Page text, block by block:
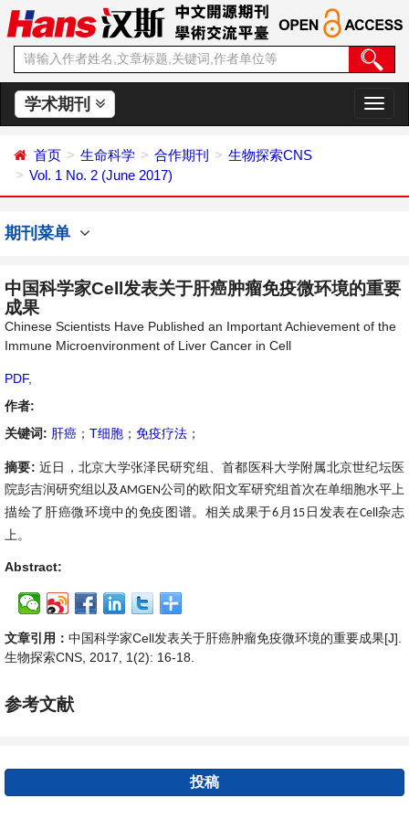
学术期刊
切
换
首页 生命科学 合作期刊
生物探索CNS
Vol. 1 No. 2 (June 2017)
期刊菜单
中国科学家Cell发表关于肝癌肿瘤免疫微环境的重要
成果
Chinese Scientists Have Published an Important Achievement of the
Immune Microenvironment of Liver Cancer in Cell
PDF,
作者:
关键词: 肝癌 ； T细胞 ； 免疫疗法 ；
摘要: 近日，北京大学张泽民研究组、首都医科大学附属北京世纪坛医
院彭吉润研究组以及AMGEN公司的欧阳文军研究组首次在单细胞水平上
描绘了肝癌微环境中的免疫图谱。相关成果于6 月 15 日发表在Cell杂志
上。
Abstract:
文章引用： 中国科学家Cell发表关于肝癌肿瘤免疫微环境的重要成果[J].
生物探索CNS, 2017, 1(2): 16-18.
参考文献
投稿